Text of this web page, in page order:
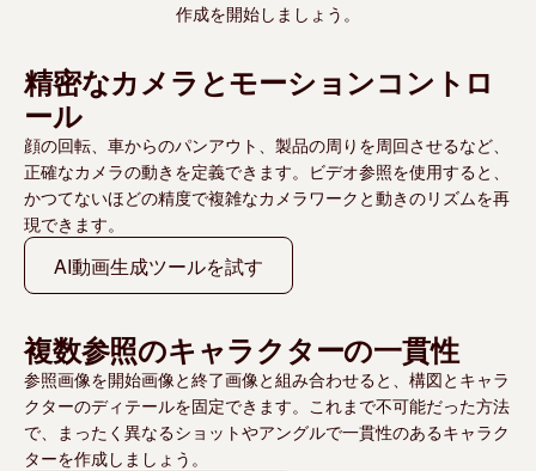
作成を開始しましょう。
精密なカメラとモーションコントロ
ール
顔の回転、車からのパンアウト、製品の周りを周回させるなど、
正確なカメラの動きを定義できます。ビデオ参照を使用すると、
かつてないほどの精度で複雑なカメラワークと動きのリズムを再
現できます。
AI動画生成ツールを試す
複数参照のキャラクターの一貫性
参照画像を開始画像と終了画像と組み合わせると、構図とキャラ
クターのディテールを固定できます。これまで不可能だった方法
で、まったく異なるショットやアングルで一貫性のあるキャラク
ターを作成しましょう。